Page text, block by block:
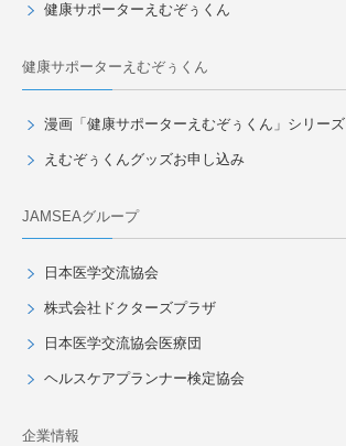
健康サポーターえむぞぅくん
健康サポーターえむぞぅくん
漫画「健康サポーターえむぞぅくん」シリーズ
えむぞぅくんグッズお申し込み
JAMSEAグループ
日本医学交流協会
株式会社ドクターズプラザ
日本医学交流協会医療団
ヘルスケアプランナー検定協会
企業情報